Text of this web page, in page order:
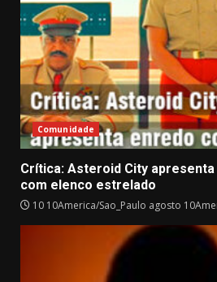
Comunidade
Crítica: Asteroid City
com elenco estrelado
10 10America/Sao_Paulo agosto